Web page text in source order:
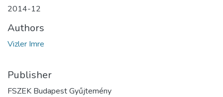
2014-12
Authors
Vizler Imre
Publisher
FSZEK Budapest Gyűjtemény